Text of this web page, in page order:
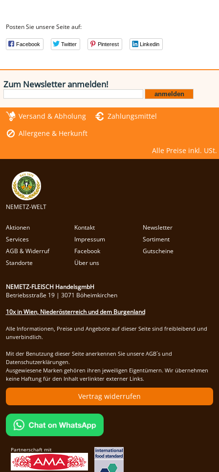
Posten Sie unsere Seite auf:
Facebook Twitter Pinterest Linkedin
Zum Newsletter anmelden!
Versand & Abholung
Zahlungsmittel
Allergene & Herkunft
Alle Preise inkl. USt.
NEMETZ-WELT
Aktionen Kontakt
Newsletter
Services
Impressum
Sortiment
AGB & Widerruf
Facebook
Gutscheine
Standorte
Über uns
NEMETZ-FLEISCH HandelsgmbH
Betriebsstraße 19 | 3071 Böheimkirchen
10x in Wien, Niederösterreich und dem Burgenland
Alle Informationen, Preise und Angebote auf dieser Seite sind freibleibend und
unverbindlich.
Mit der Benutzung dieser Seite anerkennen Sie unsere AGB´s und
Datenschutzerklärungen.
Ausgewiesene Marken gehören ihren jeweiligen Eigentümern. Wir übernehmen
keine Haftung für den Inhalt verlinkter externer Links.
Vertrag widerrufen
Partnerschaft mit